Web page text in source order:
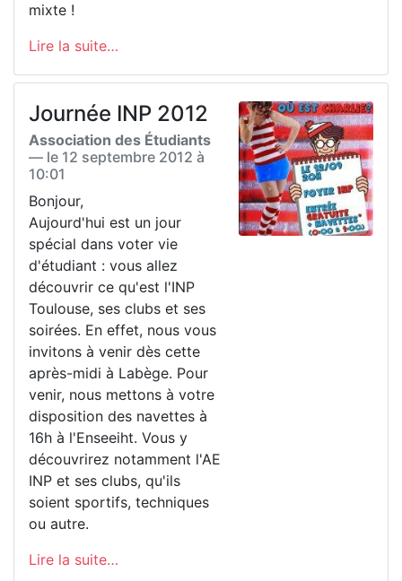
mixte !
Lire la suite…
Journée INP 2012
Association des Étudiants
— le 12 septembre 2012 à
10:01
Bonjour,
Aujourd'hui est un jour
spécial dans voter vie
d'étudiant : vous allez
découvrir ce qu'est l'INP
Toulouse, ses clubs et ses
soirées. En effet, nous vous
invitons à venir dès cette
après-midi à Labège. Pour
venir, nous mettons à votre
disposition des navettes à
16h à l'Enseeiht. Vous y
découvrirez notamment l'AE
INP et ses clubs, qu'ils
soient sportifs, techniques
ou autre.
Lire la suite…